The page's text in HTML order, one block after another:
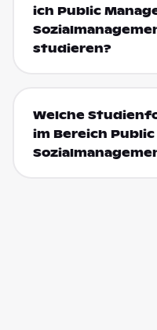
ich Public
studieren?
Welche
im Bereich